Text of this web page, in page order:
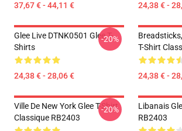
37,67 € - 44,11 € 24,38 € -
Glee Live DTNK0501 Glee T-
Shirts
24,38 € - 28,06 €
-20%
T-Shirt
24,38 € -
Ville De New York Glee T-Shirt
Classique RB2403
-20%
Libanais
RB2403